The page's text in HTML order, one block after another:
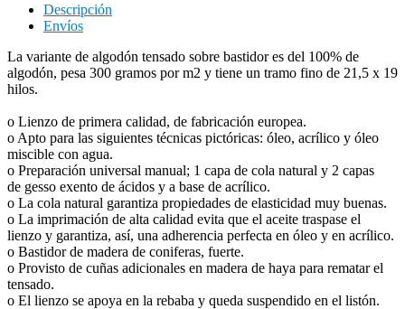
Descripción
Envíos
La variante de algodón tensado sobre bastidor es del 100% de
algodón, pesa 300 gramos por m2 y tiene un tramo fino de 21,5 x 19
hilos.
o Lienzo de primera calidad, de fabricación europea.
o Apto para las siguientes técnicas pictóricas: óleo, acrílico y óleo
miscible con agua.
o Preparación universal manual; 1 capa de cola natural y 2 capas
de gesso exento de ácidos y a base de acrílico.
o La cola natural garantiza propiedades de elasticidad muy buenas.
o La imprimación de alta calidad evita que el aceite traspase el
lienzo y garantiza, así, una adherencia perfecta en óleo y en acrílico.
o Bastidor de madera de coniferas, fuerte.
o Provisto de cuñas adicionales en madera de haya para rematar el
tensado.
o El lienzo se apoya en la rebaba y queda suspendido en el listón.